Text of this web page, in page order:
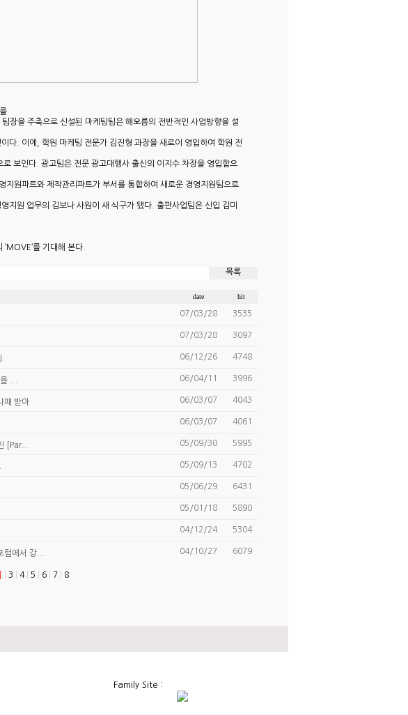
장을 주축으로 신설된 마케팅팀은 해오름의 전반적인 사업방향을 설
다. 이에, 학원 마케팅 전문가 김진형 과장을 새로이 영입하여 학원 전
보인다. 광고팀은 전문 광고대행사 출신의 이지수 차장을 영입함으
원파트와 제작관리파트가 부서를 통합하여 새로운 경영지원팀으로
지원 업무의 김보나 사원이 새 식구가 됐다. 출판사업팀은 신입 김미
를 기대해 본다.
목록
date hit
07/03/28 3535
07/03/28 3097
06/12/26 4748
... 06/04/11 3996
패 받아 06/03/07 4043
06/03/07 4061
[Par... 05/09/30 5995
05/09/13 4702
05/06/29 6431
05/01/18 5890
04/12/24 5304
럼에서 강... 04/10/27 6079
3 4 5 6 7 8
Family Site :